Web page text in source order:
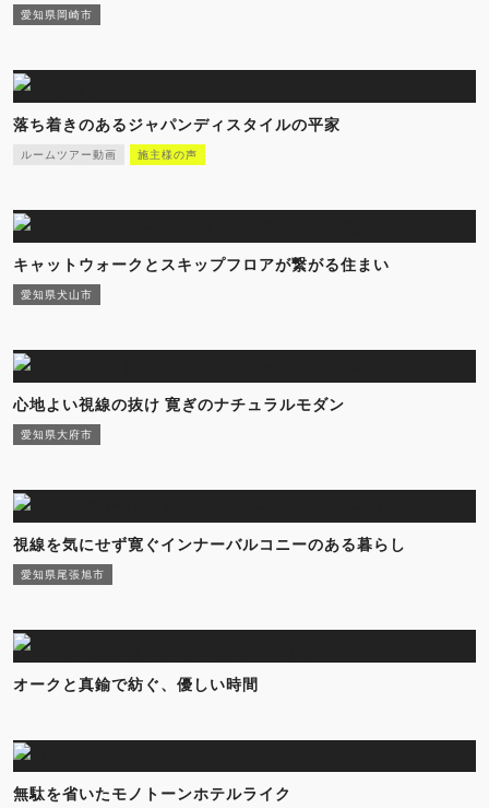
愛知県岡崎市
落ち着きのあるジャパンディスタイルの平家
ルームツアー動画 施主様の声
キャットウォークとスキップフロアが繋がる住まい
愛知県犬山市
心地よい視線の抜け 寛ぎのナチュラルモダン
愛知県大府市
視線を気にせず寛ぐインナーバルコニーのある暮らし
愛知県尾張旭市
オークと真鍮で紡ぐ、優しい時間
無駄を省いたモノトーンホテルライク